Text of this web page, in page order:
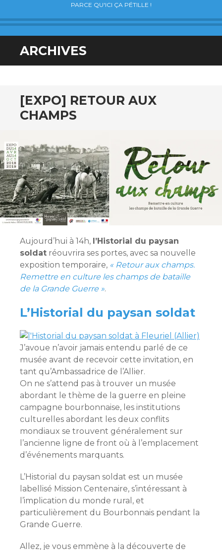
PARCE QU'ICI ÇA PÉTILLE !
ARCHIVES
[EXPO] RETOUR AUX
CHAMPS
Aujourd’hui à 14h, l’Historial du paysan
soldat réouvrira ses portes, avec sa nouvelle
exposition temporaire, « Retour aux champs.
Remettre en culture les champs de bataille
de la Grande Guerre ».
L’Historial du paysan soldat
J’avoue n’avoir jamais entendu parlé de ce
musée avant de recevoir cette invitation, en
tant qu’Ambassadrice de l’Allier.
On ne s’attend pas à trouver un musée
abordant le thème de la guerre en pleine
campagne bourbonnaise, les institutions
culturelles abordant les deux conflits
mondiaux se trouvent généralement sur
l’ancienne ligne de front où à l’emplacement
d’événements marquants.
L’Historial du paysan soldat est un musée
labellisé Mission Centenaire, s’intéressant à
l’implication du monde rural, et
particulièrement du Bourbonnais pendant la
Grande Guerre.
Allez, je vous emmène à la découverte de